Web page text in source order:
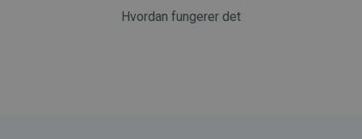
Hvordan fungerer det